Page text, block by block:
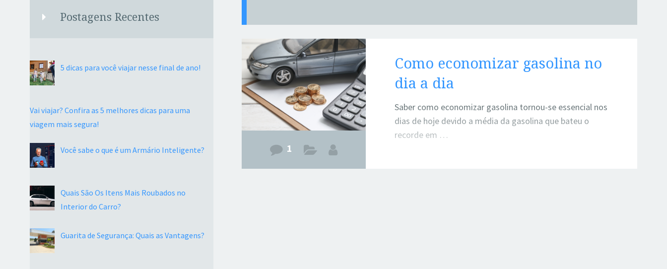
1
Como economizar gasolina no
dia a dia
Saber como economizar gasolina tornou-se essencial nos
dias de hoje devido a média da gasolina que bateu o
recorde em …
Postagens Recentes
5 dicas para você viajar nesse final de ano!
Vai viajar? Confira as 5 melhores dicas para uma
viagem mais segura!
Você sabe o que é um Armário Inteligente?
Quais São Os Itens Mais Roubados no
Interior do Carro?
Guarita de Segurança: Quais as Vantagens?